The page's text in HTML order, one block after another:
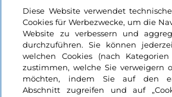
Login
Bleiben wir in Kontakt
Diese Website verwendet
Cookies für Werbezwecke, um die
Website zu verbessern und
durchzuführen. Sie können
welchen Cookies (nach
zustimmen, welche Sie verweigern
möchten, indem Sie auf den
Abschnitt zugreifen und auf